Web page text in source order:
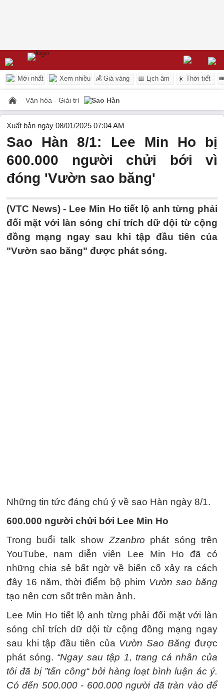
Mới nhất Xem nhiều 💰 Giá vàng 📅 Lịch âm ☀️ Thời tiết
Văn hóa - Giải trí Sao Hàn
Xuất bản ngày 08/01/2025 07:04 AM
Sao Hàn 8/1: Lee Min Ho bị
600.000 người chửi bới vì
đóng 'Vườn sao băng'
(VTC News) - Lee Min Ho tiết lộ anh từng phải
đối mặt với làn sóng chỉ trích dữ dội từ cộng
đồng mạng ngay sau khi tập đầu tiên của
"Vườn sao băng" được phát sóng.
Những tin tức đáng chú ý về sao Hàn ngày 8/1.
600.000 người chửi bới Lee Min Ho
Trong buổi talk show Zzanbro phát sóng trên
YouTube, nam diễn viên Lee Min Ho đã có
những chia sẻ bất ngờ về biến cố xảy ra cách
đây 16 năm, thời điểm bộ phim Vườn sao băng
tạo nên cơn sốt trên màn ảnh.
Lee Min Ho tiết lộ anh từng phải đối mặt với làn
sóng chỉ trích dữ dội từ cộng đồng mạng ngay
sau khi tập đầu tiên của Vườn Sao Băng được
phát sóng. “Ngay sau tập 1, trang cá nhân của
tôi đã bị ”tấn công“ bởi hàng loạt bình luận ác ý.
Có đến 500.000 - 600.000 người đã tràn vào để